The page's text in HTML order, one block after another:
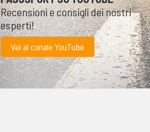
Recensioni e consigli dei nostri
esperti!
Vai al canale YouTube